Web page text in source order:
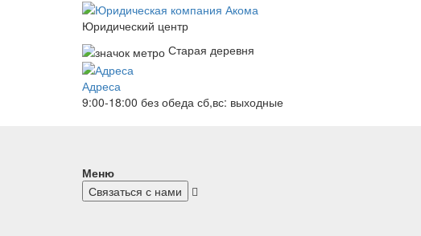
Юридический центр
Старая деревня
Адреса
9:00-18:00 без обеда сб,вс: выходные
Меню
Связаться с нами